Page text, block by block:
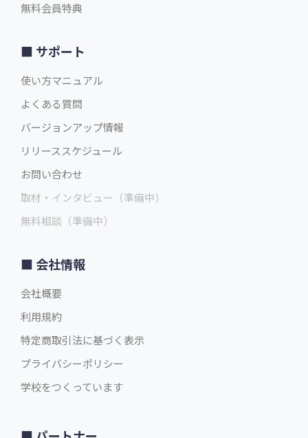
無料会員特典
サポート
使い方マニュアル
よくある質問
バージョンアップ情報
リリーススケジュール
お問い合わせ
取材・インタビュー（準備中）
無料相談（準備中）
会社情報
会社概要
利用規約
特定商取引法に基づく表示
プライバシーポリシー
学校をつくっています